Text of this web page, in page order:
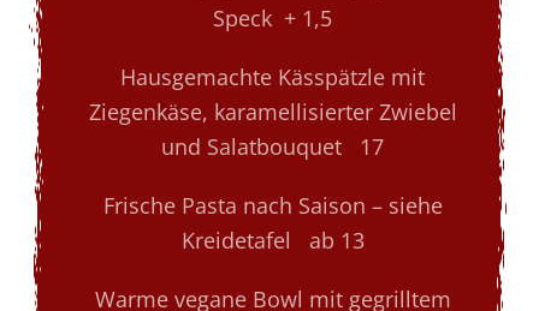
Speck + 1,5
Hausgemachte Kässpätzle mit
Ziegenkäse, karamellisierter Zwiebel
und Salatbouquet 17
Frische Pasta nach Saison – siehe
Kreidetafel ab 13
Warme vegane Bowl mit gegrilltem